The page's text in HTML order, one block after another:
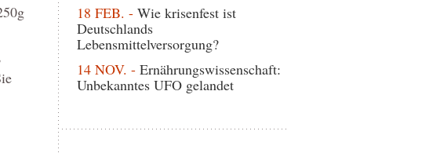
18 FEB. - Wie krisenfest ist
Deutschlands
Lebensmittelversorgung?
14 NOV. - Ernährungswissenschaft:
Unbekanntes UFO gelandet